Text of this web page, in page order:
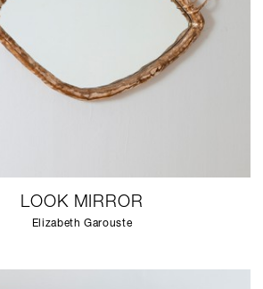
LOOK MIRROR
Elizabeth Garouste